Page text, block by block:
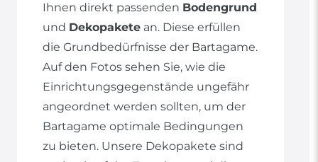
Ihnen direkt passenden Bodengrund
und Dekopakete an. Diese erfüllen
die Grundbedürfnisse der Bartagame.
Auf den Fotos sehen Sie, wie die
Einrichtungsgegenstände ungefähr
angeordnet werden sollten, um der
Bartagame optimale Bedingungen
zu bieten. Unsere Dekopakete sind